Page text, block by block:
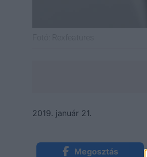
2019. január 21.
Megosztás